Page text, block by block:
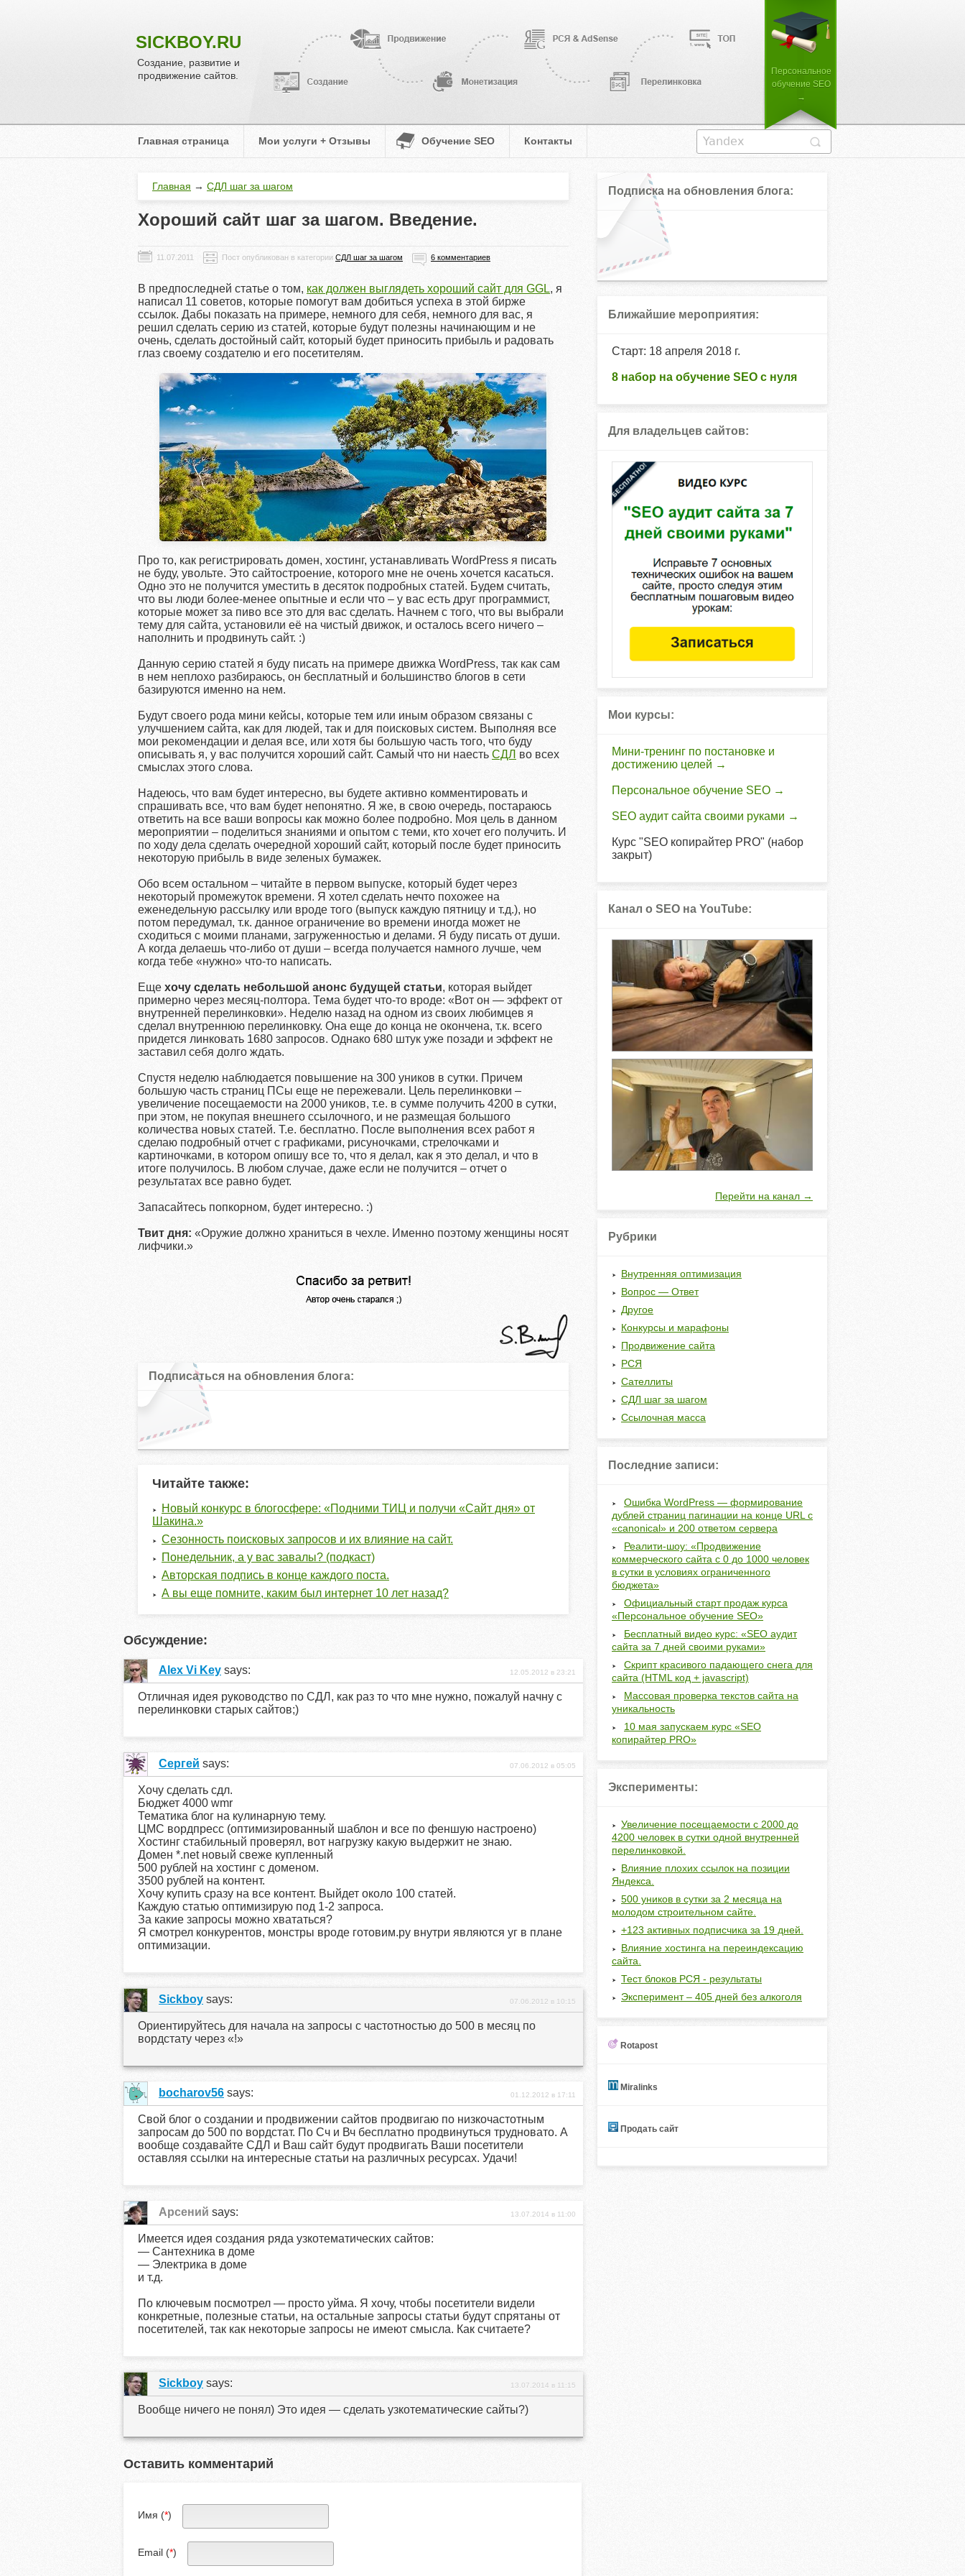
SICKBOY.RU
Создание, развитие и
продвижение сайтов.
Персональное
обучение SEO
→
Главная страница Мои услуги + Отзывы Обучение SEO Контакты
Главная → СДЛ шаг за шагом
Хороший сайт шаг за шагом. Введение.
Пост опубликован в категории СДЛ шаг за шагом 6 комментариев
В предпоследней статье о том, как должен выглядеть хороший сайт для GGL, я
написал 11 советов, которые помогут вам добиться успеха в этой бирже
ссылок. Дабы показать на примере, немного для себя, немного для вас, я
решил сделать серию из статей, которые будут полезны начинающим и не
очень, сделать достойный сайт, который будет приносить прибыль и радовать
глаз своему создателю и его посетителям.
Про то, как регистрировать домен, хостинг, устанавливать WordPress я писать
не буду, увольте. Это сайтостроение, которого мне не очень хочется касаться.
Одно это не получится уместить в десяток подробных статей. Будем считать,
что вы люди более-менее опытные и если что – у вас есть друг программист,
которые может за пиво все это для вас сделать. Начнем с того, что вы выбрали
тему для сайта, установили её на чистый движок, и осталось всего ничего –
наполнить и продвинуть сайт. :)
Данную серию статей я буду писать на примере движка WordPress, так как сам
в нем неплохо разбираюсь, он бесплатный и большинство блогов в сети
базируются именно на нем.
Будут своего рода мини кейсы, которые тем или иным образом связаны с
улучшением сайта, как для людей, так и для поисковых систем. Выполняя все
мои рекомендации и делая все, или хотя бы большую часть того, что буду
описывать я, у вас получится хороший сайт. Самый что ни наесть СДЛ во всех
смыслах этого слова.
Надеюсь, что вам будет интересно, вы будете активно комментировать и
спрашивать все, что вам будет непонятно. Я же, в свою очередь, постараюсь
ответить на все ваши вопросы как можно более подробно. Моя цель в данном
мероприятии – поделиться знаниями и опытом с теми, кто хочет его получить. И
по ходу дела сделать очередной хороший сайт, который после будет приносить
некоторую прибыль в виде зеленых бумажек.
Обо всем остальном – читайте в первом выпуске, который будет через
некоторый промежуток времени. Я хотел сделать нечто похожее на
еженедельную рассылку или вроде того (выпуск каждую пятницу и т.д.), но
потом передумал, т.к. данное ограничение во времени иногда может не
сходиться с моими планами, загруженностью и делами. Я буду писать от души.
А когда делаешь что-либо от души – всегда получается намного лучше, чем
когда тебе «нужно» что-то написать.
Еще хочу сделать небольшой анонс будущей статьи, которая выйдет
примерно через месяц-полтора. Тема будет что-то вроде: «Вот он — эффект от
внутренней перелинковки». Неделю назад на одном из своих любимцев я
сделал внутреннюю перелинковку. Она еще до конца не окончена, т.к. всего
придется линковать 1680 запросов. Однако 680 штук уже позади и эффект не
заставил себя долго ждать.
Спустя неделю наблюдается повышение на 300 уников в сутки. Причем
большую часть страниц ПСы еще не пережевали. Цель перелинковки –
увеличение посещаемости на 2000 уников, т.е. в сумме получить 4200 в сутки,
при этом, не покупая внешнего ссылочного, и не размещая большого
количества новых статей. Т.е. бесплатно. После выполнения всех работ я
сделаю подробный отчет с графиками, рисуночками, стрелочками и
картиночками, в котором опишу все то, что я делал, как я это делал, и что в
итоге получилось. В любом случае, даже если не получится – отчет о
результатах все равно будет.
Запасайтесь попкорном, будет интересно. :)
Твит дня: «Оружие должно храниться в чехле. Именно поэтому женщины носят
лифчики.»
Подписаться на обновления блога:
Читайте также:
Новый конкурс в блогосфере: «Подними ТИЦ и получи «Сайт дня» от
Шакина.»
Сезонность поисковых запросов и их влияние на сайт.
Понедельник, а у вас завалы? (подкаст)
Авторская подпись в конце каждого поста.
А вы еще помните, каким был интернет 10 лет назад?
Обсуждение:
Alex Vi Key says: 12.05.2012 в 23:21
Отличная идея руководство по СДЛ, как раз то что мне нужно, пожалуй начну с
перелинковки старых сайтов;)
Сергей says: 07.06.2012 в 05:05
Хочу сделать сдл.
Бюджет 4000 wmr
Тематика блог на кулинарную тему.
ЦМС вордпресс (оптимизированный шаблон и все по феншую настроено)
Хостинг стабильный проверял, вот нагрузку какую выдержит не знаю.
Домен *.net новый свеже купленный
500 рублей на хостинг с доменом.
3500 рублей на контент.
Хочу купить сразу на все контент. Выйдет около 100 статей.
Каждую статью оптимизирую под 1-2 запроса.
За какие запросы можно хвататься?
Я смотрел конкурентов, монстры вроде готовим.ру внутри являются уг в плане
оптимизации.
Sickboy says: 07.06.2012 в 10:15
Ориентируйтесь для начала на запросы с частотностью до 500 в месяц по
вордстату через «!»
bocharov56 says: 01.12.2012 в 17:11
Свой блог о создании и продвижении сайтов продвигаю по низкочастотным
запросам до 500 по вордстат. По Сч и Вч бесплатно продвинуться трудновато. А
вообще создавайте СДЛ и Ваш сайт будут продвигать Ваши посетители
оставляя ссылки на интересные статьи на различных ресурсах. Удачи!
Арсений says: 13.07.2014 в 11:00
Имеется идея создания ряда узкотематических сайтов:
— Сантехника в доме
— Электрика в доме
и т.д.
По ключевым посмотрел — просто уйма. Я хочу, чтобы посетители видели
конкретные, полезные статьи, на остальные запросы статьи будут спрятаны от
посетителей, так как некоторые запросы не имеют смысла. Как считаете?
Sickboy says: 13.07.2014 в 11:15
Вообще ничего не понял) Это идея — сделать узкотематические сайты?)
Оставить комментарий
Имя (*)
Email (*)
Подписка на обновления блога:
Ближайшие мероприятия:
Старт: 18 апреля 2018 г.
8 набор на обучение SEO с нуля
Для владельцев сайтов:
Мои курсы:
Мини-тренинг по постановке и
достижению целей →
Персональное обучение SEO →
SEO аудит сайта своими руками →
Курс "SEO копирайтер PRO" (набор
закрыт)
Канал о SEO на YouTube:
Перейти на канал →
Рубрики
Внутренняя оптимизация
Вопрос — Ответ
Другое
Конкурсы и марафоны
Продвижение сайта
РСЯ
Сателлиты
СДЛ шаг за шагом
Ссылочная масса
Последние записи:
Ошибка WordPress — формирование
дублей страниц пагинации на конце URL с
«canonical» и 200 ответом сервера
Реалити-шоу: «Продвижение
коммерческого сайта с 0 до 1000 человек
в сутки в условиях ограниченного
бюджета»
Официальный старт продаж курса
«Персональное обучение SEO»
Бесплатный видео курс: «SEO аудит
сайта за 7 дней своими руками»
Скрипт красивого падающего снега для
сайта (HTML код + javascript)
Массовая проверка текстов сайта на
уникальность
10 мая запускаем курс «SEO
копирайтер PRO»
Эксперименты:
Увеличение посещаемости с 2000 до
4200 человек в сутки одной внутренней
перелинковкой.
Влияние плохих ссылок на позиции
Яндекса.
500 уников в сутки за 2 месяца на
молодом строительном сайте.
+123 активных подписчика за 19 дней.
Влияние хостинга на переиндексацию
сайта.
Тест блоков РСЯ - результаты
Эксперимент – 405 дней без алкоголя
Rotapost
Miralinks
Продать сайт